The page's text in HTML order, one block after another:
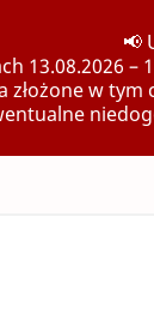
📢
13.08.2026 –
złożone w